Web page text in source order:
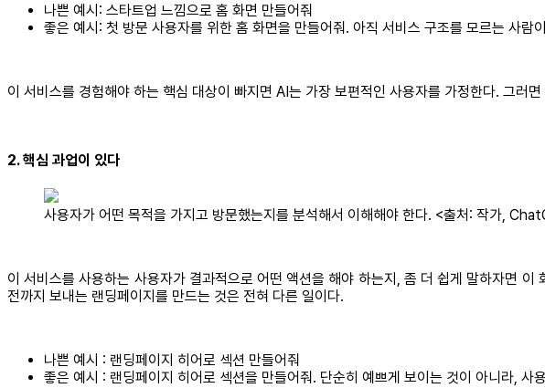
나쁜 예시: 스타트업 느낌으로 홈 화면 만들어줘
좋은 예시: 첫 방문 사용자를 위한 홈 화면을 만들어줘. 아직 서비스 구조를 모르는 사람
이 서비스를 경험해야 하는 핵심 대상이 빠지면 AI는 가장 보편적인 사용자를 가정한다. 그러
2. 핵심 과업이 있다
사용자가 어떤 목적을 가지고 방문했는지를 분석해서 이해해야 한다. <출처: 작가,
이 서비스를 사용하는 사용자가 결과적으로 어떤 액션을 해야 하는지, 좀 더 쉽게 말하자면
전까지 보내는 랜딩페이지를 만드는 것은 전혀 다른 일이다.
나쁜 예시 : 랜딩페이지 히어로 섹션 만들어줘
좋은 예시 : 랜딩페이지 히어로 섹션을 만들어줘. 단순히 예쁘게 보이는 것이 아니라,